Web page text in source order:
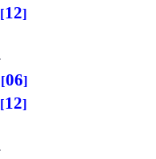
12
06
12